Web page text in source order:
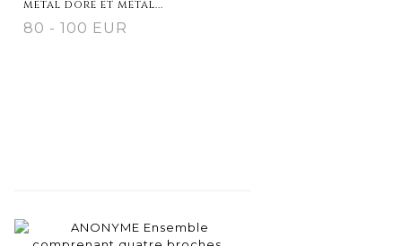
métal doré et métal...
80 - 100 EUR